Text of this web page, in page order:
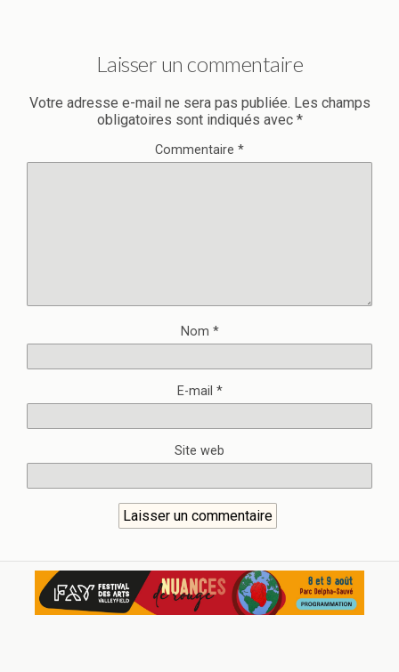
Laisser un commentaire
Votre adresse e-mail ne sera pas publiée. Les champs
obligatoires sont indiqués avec *
Commentaire *
Nom *
E-mail *
Site web